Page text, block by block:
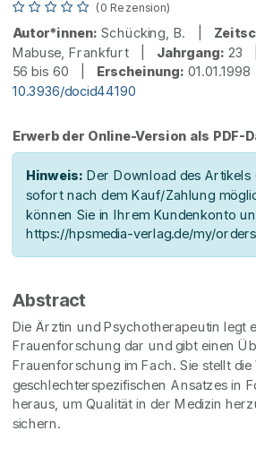
(0 Rezension)
Autor*innen: Schücking, B. |
Mabuse, Frankfurt | Jahrgang: 23
56 bis 60 | Erscheinung:
10.3936/docid44190
Erwerb der Online-Version als PDF-
Hinweis: Der Download des Artikels
sofort nach dem Kauf/Zahlung
können Sie in Ihrem Kundenkonto
https://hpsmedia-verlag.de/my/
Abstract
Die Ärztin und Psychotherapeutin legt
Frauenforschung dar und gibt einen
Frauenforschung im Fach. Sie stellt die
geschlechterspezifischen Ansatzes in
heraus, um Qualität in der Medizin
sichern.